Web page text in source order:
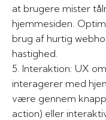
at brugere mister
hjemmesiden.
brug af hurtig
hastighed.
5. Interaktion: UX omfatter også, hvordan brugere
interagerer med
være gennem
action) eller